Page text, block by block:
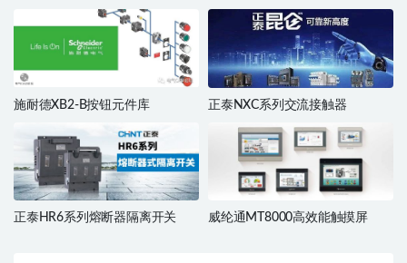
施耐德XB2-B按钮元件库 正泰NXC系列交流接触器
正泰HR6系列熔断器隔离开关 威纶通MT8000高效能触摸屏